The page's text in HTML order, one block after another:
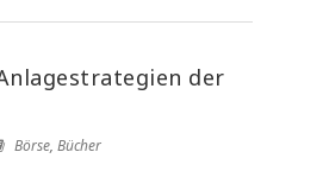
der
Börse, Bücher